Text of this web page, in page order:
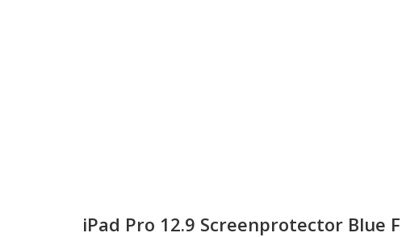
iPad Pro 12.9 Screenprotector Blue